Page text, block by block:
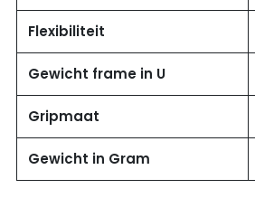
Flexibiliteit
Gewicht frame in U
Gripmaat
Gewicht in Gram